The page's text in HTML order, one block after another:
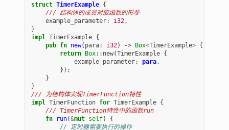
struct TimerExample {
/// 结构体的成员对应函数的形参
example_parameter: i32,
}
impl TimerExample {
pub fn new( para: i32) -> Box<TimerExample> {
return Box:: new(TimerExample {
example_parameter: para,
});
}
}
/// 为结构体实现TimerFunction特性
impl TimerFunction for TimerExample {
/// TimerFunction特性中的函数run
fn
run(&mut self)
{
// 定时器需要执行的操作